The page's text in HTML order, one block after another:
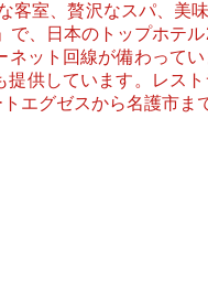
室、贅沢なスパ、
、日本のトップホテ
ット回線が備わって
供しています。レス
グゼスから名護市ま